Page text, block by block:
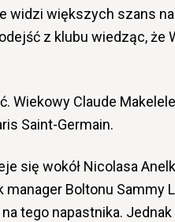
widzi większych szans
z klubu wiedząc, że
Wiekowy Claude
Saint-Germain.
się wokół Nicolasa
Boltonu Sammy
tego napastnika.